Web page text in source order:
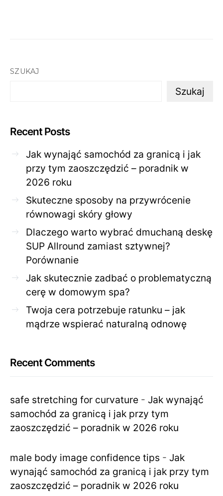
SZUKAJ
Szukaj
Recent Posts
Jak wynająć samochód za granicą i jak
przy tym zaoszczędzić – poradnik w
2026 roku
Skuteczne sposoby na przywrócenie
równowagi skóry głowy
Dlaczego warto wybrać dmuchaną deskę
SUP Allround zamiast sztywnej?
Porównanie
Jak skutecznie zadbać o problematyczną
cerę w domowym spa?
Twoja cera potrzebuje ratunku – jak
mądrze wspierać naturalną odnowę
Recent Comments
safe stretching for curvature - Jak wynająć
samochód za granicą i jak przy tym
zaoszczędzić – poradnik w 2026 roku
male body image confidence tips - Jak
wynająć samochód za granicą i jak przy tym
zaoszczędzić – poradnik w 2026 roku